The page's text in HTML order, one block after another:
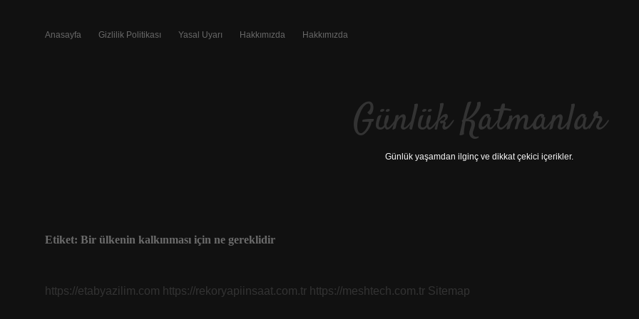
Anasayfa Gizlilik Politikası Yasal Uyarı Hakkımızda Hakkımızda
Günlük Katmanlar
Günlük yaşamdan ilginç ve dikkat çekici içerikler.
Etiket: Bir ülkenin kalkınması için ne gereklidir
https://etabyazilim.com https://rekoryapiinsaat.com.tr https://meshtech.com.tr Sitemap